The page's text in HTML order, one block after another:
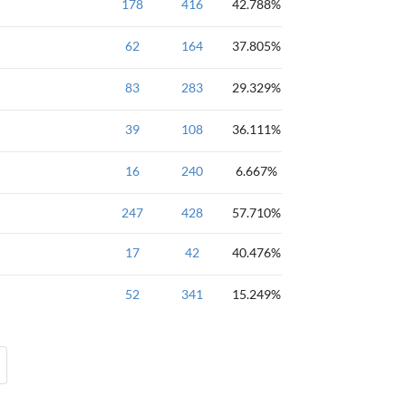
基础题 高精度
178 416 42.788%
基础题 高精度
62 164 37.805%
基础题 进制转换 高精度
83 283 29.329%
基础题 高精度
39 108 36.111%
基础题 高精度 数论
16 240 6.667%
247 428 57.710%
模板题17 42 40.476%
基础题 高精度
52 341 15.249%